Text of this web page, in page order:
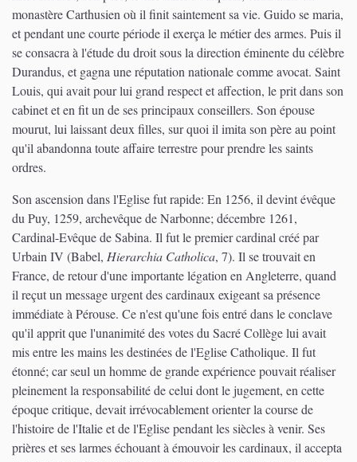
monastère Carthusien où il finit saintement sa vie. Guido se maria,
et pendant une courte période il exerça le métier des armes. Puis il
se consacra à l'étude du droit sous la direction éminente du célèbre
Durandus, et gagna une réputation nationale comme avocat. Saint
Louis, qui avait pour lui grand respect et affection, le prit dans son
cabinet et en fit un de ses principaux conseillers. Son épouse
mourut, lui laissant deux filles, sur quoi il imita son père au point
qu'il abandonna toute affaire terrestre pour prendre les saints
ordres.
Son ascension dans l'Eglise fut rapide: En 1256, il devint évêque
du Puy, 1259, archevêque de Narbonne; décembre 1261,
Cardinal-Evêque de Sabina. Il fut le premier cardinal créé par
Urbain IV (Babel, Hierarchia Catholica, 7). Il se trouvait en
France, de retour d'une importante légation en Angleterre, quand
il reçut un message urgent des cardinaux exigeant sa présence
immédiate à Pérouse. Ce n'est qu'une fois entré dans le conclave
qu'il apprit que l'unanimité des votes du Sacré Collège lui avait
mis entre les mains les destinées de l'Eglise Catholique. Il fut
étonné; car seul un homme de grande expérience pouvait réaliser
pleinement la responsabilité de celui dont le jugement, en cette
époque critique, devait irrévocablement orienter la course de
l'histoire de l'Italie et de l'Eglise pendant les siècles à venir. Ses
prières et ses larmes échouant à émouvoir les cardinaux, il accepta